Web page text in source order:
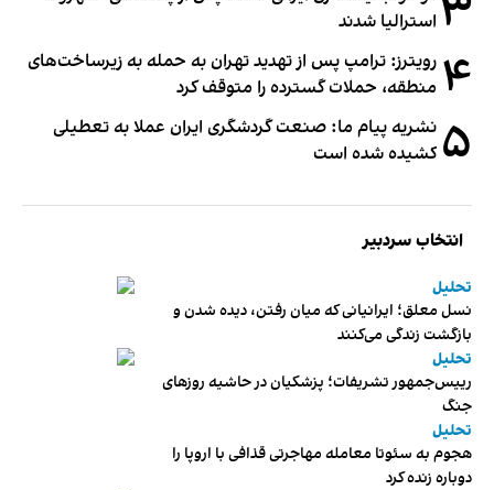
۳ استرالیا شدند
۴ رویترز: ترامپ پس از تهدید تهران به حمله به زیرساخت‌های
منطقه، حملات گسترده را متوقف کرد
۵ نشریه پیام ما: صنعت گردشگری ایران عملا به تعطیلی
کشیده شده است
انتخاب سردبیر
تحلیل
نسل معلق؛ ایرانیانی که میان رفتن، دیده شدن و
بازگشت زندگی می‌کنند
تحلیل
رییس‌جمهور تشریفات؛ پزشکیان در حاشیه روزهای
جنگ
تحلیل
هجوم به سئوتا معامله مهاجرتی قذافی با اروپا را
دوباره زنده کرد